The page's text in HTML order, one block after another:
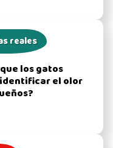
reales
los gatos
el olor